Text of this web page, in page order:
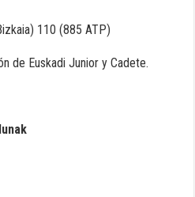
110 (885 ATP)
de Euskadi Junior y Cadete.